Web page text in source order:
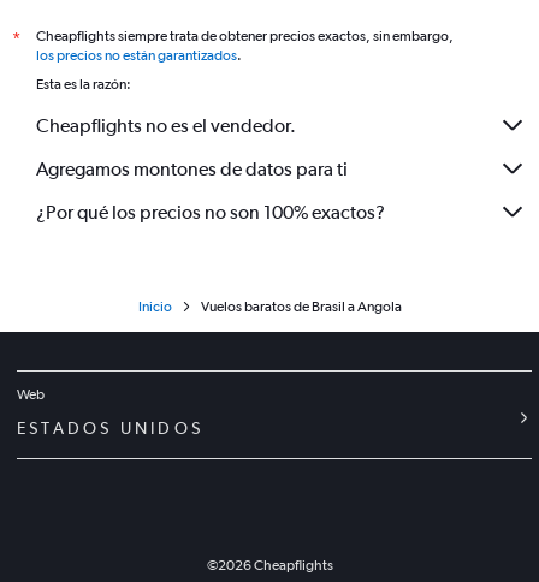
*
Cheapflights siempre trata de obtener precios exactos, sin embargo,
los precios no están garantizados.
Esta es la razón:
Cheapflights no es el vendedor.
Agregamos montones de datos para ti
¿Por qué los precios no son 100% exactos?
Inicio Vuelos baratos de Brasil a Angola
Web
ESTADOS UNIDOS
©2026Cheapflights